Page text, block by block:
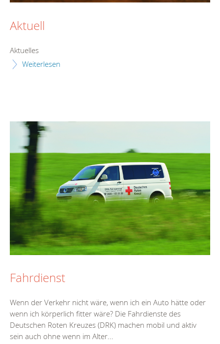
Aktuell
Aktuelles
Weiterlesen
Fahrdienst
Wenn der Verkehr nicht wäre, wenn ich ein Auto hätte oder
wenn ich körperlich fitter wäre? Die Fahrdienste des
Deutschen Roten Kreuzes (DRK) machen mobil und aktiv
sein auch ohne wenn im Alter...